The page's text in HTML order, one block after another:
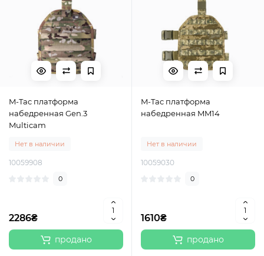
M-Tac платформа
набедренная Gen.3
Multicam
Нет в наличии
10059908
0
2286₴
продано
M-Tac платформа
набедренная MM14
Нет в наличии
10059030
0
1610₴
продано